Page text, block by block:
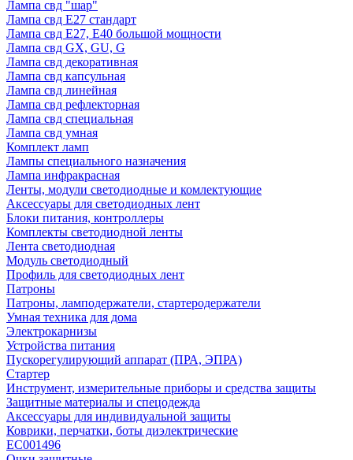
Лампа свд "шар"
Лампа свд E27 стандарт
Лампа свд E27, Е40 большой мощности
Лампа свд GX, GU, G
Лампа свд декоративная
Лампа свд капсульная
Лампа свд линейная
Лампа свд рефлекторная
Лампа свд специальная
Лампа свд умная
Комплект ламп
Лампы специального назначения
Лампа инфракрасная
Ленты, модули светодиодные и комлектующие
Аксессуары для светодиодных лент
Блоки питания, контроллеры
Комплекты светодиодной ленты
Лента светодиодная
Модуль светодиодный
Профиль для светодиодных лент
Патроны
Патроны, ламподержатели, стартеродержатели
Умная техника для дома
Электрокарнизы
Устройства питания
Пускорегулирующий аппарат (ПРА, ЭПРА)
Стартер
Инструмент, измерительные приборы и средства защиты
Защитные материалы и спецодежда
Аксессуары для индивидуальной защиты
Коврики, перчатки, боты диэлектрические
EC001496